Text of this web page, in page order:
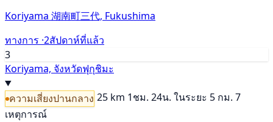
Koriyama 湖南町三代, Fukushima
ทางการ ·2สัปดาห์ที่แล้ว
3
Koriyama, จังหวัดฟุกุชิมะ
ความเสี่ยงปานกลาง 25 km 1ชม. 24น. ในระยะ 5 กม. 7
เหตุการณ์